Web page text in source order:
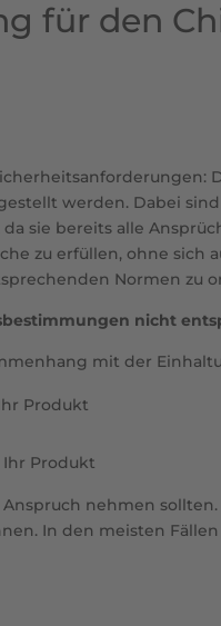
für den
werden. Dabei
sie bereits alle
zu erfüllen, ohne
Normen zu
nicht
mit der
Produkt
Produkt
nehmen
In den meisten